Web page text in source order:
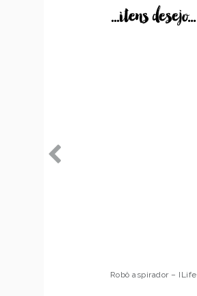
...itens desejo...
Robô aspirador – ILife